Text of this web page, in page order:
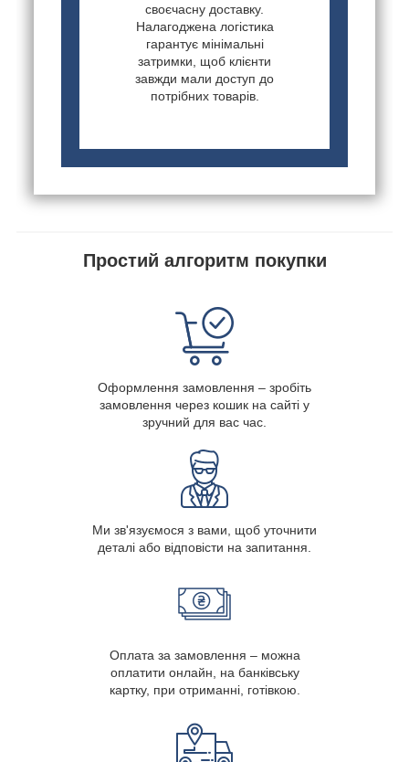
своєчасну доставку.
Налагоджена логістика
гарантує мінімальні
затримки, щоб клієнти
завжди мали доступ до
потрібних товарів.
Простий алгоритм покупки
Оформлення замовлення – зробіть
замовлення через кошик на сайті у
зручний для вас час.
Ми зв'язуємося з вами, щоб уточнити
деталі або відповісти на запитання.
Оплата за замовлення – можна
оплатити онлайн, на банківську
картку, при отриманні, готівкою.